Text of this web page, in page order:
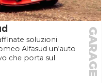
soluzioni
Alfasud un'auto
che porta sul
GARAGE